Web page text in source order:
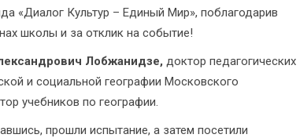
«Диалог Культур – Единый Мир», поблагодарив
школы и за отклик на событие!
Лобжанидзе, доктор педагогических
и социальной географии Московского
учебников по географии.
прошли испытание, а затем посетили